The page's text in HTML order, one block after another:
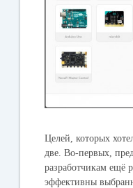
Целей, которых
две. Во-первых,
разработчикам ещё
эффективны